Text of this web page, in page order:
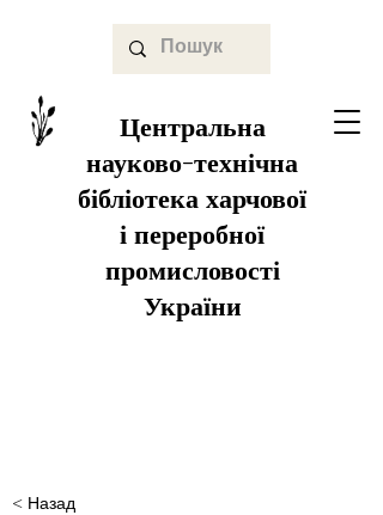
Центральна
науково-технічна
бібліотека харчової
і переробної
промисловості
України
< Назад